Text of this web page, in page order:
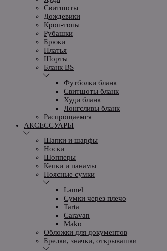
Свитшоты
Дождевики
Кроп-топы
Рубашки
Брюки
Платья
Шорты
Бланк BS
Футболки бланк
Свитшоты бланк
Худи бланк
Лонгсливы бланк
Распрощаемся
АКСЕССУАРЫ
Шапки и шарфы
Носки
Шопперы
Кепки и панамы
Поясные сумки
Lamel
Сумки через плечо
Tarta
Caravan
Mako
Обложки для документов
Брелки, значки, открывашки